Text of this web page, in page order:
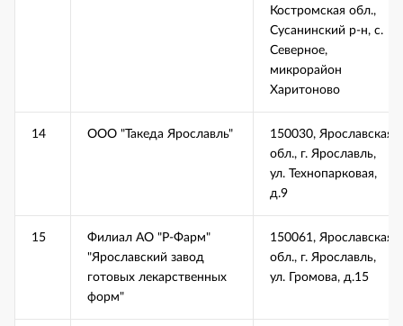
Костромская обл.,
Сусанинский р-н, с.
Северное,
микрорайон
Харитоново
14 ООО "Такеда Ярославль"
150030, Ярославская
обл., г. Ярославль,
ул. Технопарковая,
д.9
15
Филиал АО "Р-Фарм"
"Ярославский завод
готовых лекарственных
форм"
150061, Ярославская
обл., г. Ярославль,
ул. Громова, д.15